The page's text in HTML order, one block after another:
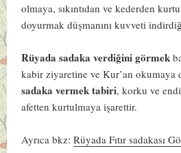
olmaya, sıkıntıdan ve kederden
doyurmak düşmanını kuvveti
Rüyada sadaka verdiğini görmek
kabir ziyaretine ve Kur’an okumaya
sadaka vermek tabiri, korku ve
afetten kurtulmaya işarettir.
Ayrıca bkz:Rüyada Fıtır sadakası